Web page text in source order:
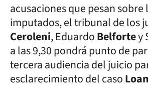
acusaciones que pesan sobre
imputados, el tribunal de los
Ceroleni, EduardoBelfortey
a las 9,30 pondrá punto de
tercera audiencia del juicio
esclarecimiento del casoLoan